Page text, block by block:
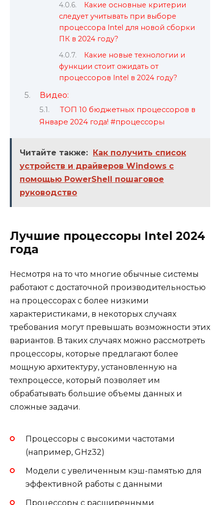
Какие основные критерии
следует учитывать при выборе
процессора Intel для новой сборки
ПК в 2024 году?
Какие новые технологии и
функции стоит ожидать от
процессоров Intel в 2024 году?
Видео:
ТОП 10 бюджетных процессоров в
Январе 2024 года! #процессоры
Читайте также: Как получить список
устройств и драйверов Windows с
помощью PowerShell пошаговое
руководство
Лучшие процессоры Intel 2024
года
Несмотря на то что многие обычные системы
работают с достаточной производительностью
на процессорах с более низкими
характеристиками, в некоторых случаях
требования могут превышать возможности этих
вариантов. В таких случаях можно рассмотреть
процессоры, которые предлагают более
мощную архитектуру, установленную на
техпроцессе, который позволяет им
обрабатывать большие объемы данных и
сложные задачи.
Процессоры с высокими частотами
(например, GHz32)
Модели с увеличенным кэш-памятью для
эффективной работы с данными
Процессоры с расширенными